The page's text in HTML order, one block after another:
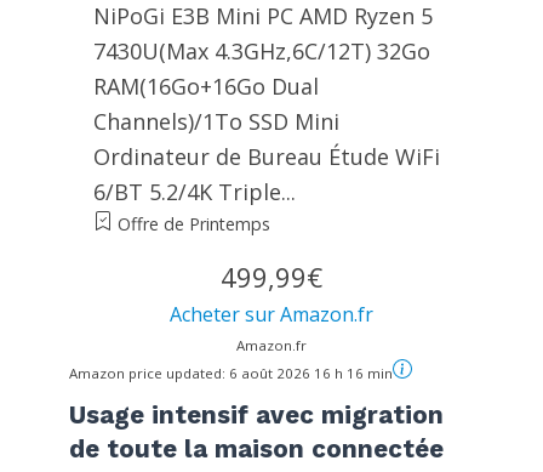
NiPoGi E3B Mini PC ΑΜD Ryzen 5
7430U(Max 4.3GHz,6C/12T) 32Go
RAM(16Go+16Go Dual
Channels)/1To SSD Mini
Ordinateur de Bureau Étude WiFi
6/BT 5.2/4K Triple...
Offre de Printemps
499,99€
Acheter sur Amazon.fr
Amazon.fr
Amazon price updated: 6 août 2026 16 h 16 min
Usage intensif avec migration
de toute la maison connectée